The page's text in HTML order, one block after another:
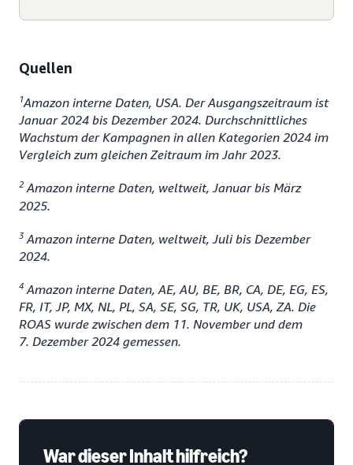
Quellen
1Amazon interne Daten, USA. Der Ausgangszeitraum ist
Januar 2024 bis Dezember 2024. Durchschnittliches
Wachstum der Kampagnen in allen Kategorien 2024 im
Vergleich zum gleichen Zeitraum im Jahr 2023.
2 Amazon interne Daten, weltweit, Januar bis März
2025.
3 Amazon interne Daten, weltweit, Juli bis Dezember
2024.
4 Amazon interne Daten, AE, AU, BE, BR, CA, DE, EG, ES,
FR, IT, JP, MX, NL, PL, SA, SE, SG, TR, UK, USA, ZA. Die
ROAS wurde zwischen dem 11. November und dem
7. Dezember 2024 gemessen.
War dieser Inhalt hilfreich?